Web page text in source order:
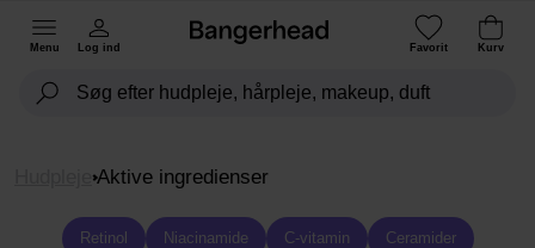
Menu Log ind Favorit Kurv
Aktive ingredienser
Retinol Niacinamide C-vitamin Ceramider